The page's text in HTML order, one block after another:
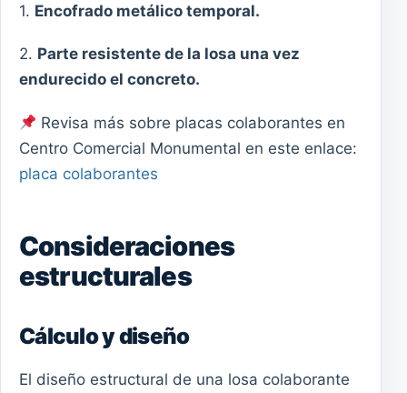
1. Encofrado metálico temporal.
2. Parte resistente de la losa una vez
endurecido el concreto.
Revisa más sobre placas colaborantes en
Centro Comercial Monumental en este enlace:
placa colaborantes
Consideraciones
estructurales
Cálculo y diseño
El diseño estructural de una losa colaborante